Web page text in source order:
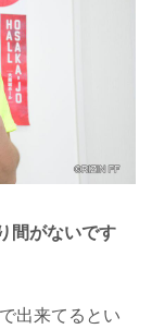
間がないです
出来てるとい